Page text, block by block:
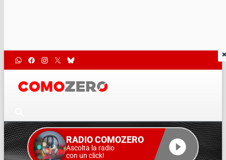
RADIO COMOZERO
Ascolta la radio
con un click!